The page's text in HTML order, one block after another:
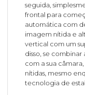
seguida,
frontal para
automática com
imagem nítida e
vertical com um
disso, se combinar
com a sua
nítidas, mesmo
tecnologia de